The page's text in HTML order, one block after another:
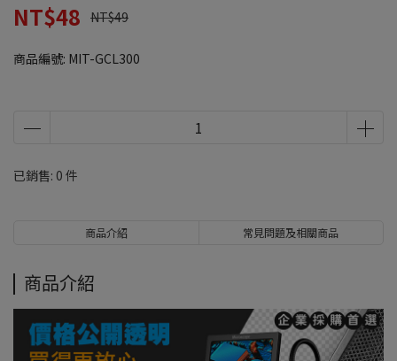
NT$48 NT$49
商品編號: MIT-GCL300
已銷售: 0 件
商品介紹 常見問題及相關商品
商品介紹